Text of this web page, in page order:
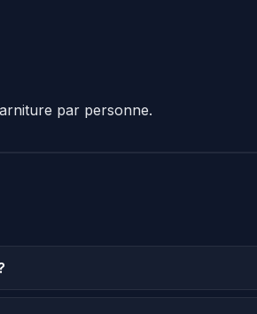
par personne.